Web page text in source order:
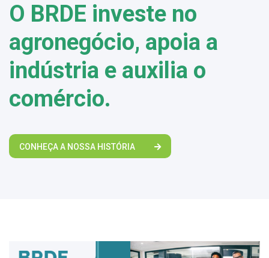
O BRDE investe no
agronegócio, apoia a
indústria e auxilia o
comércio.
CONHEÇA A NOSSA HISTÓRIA